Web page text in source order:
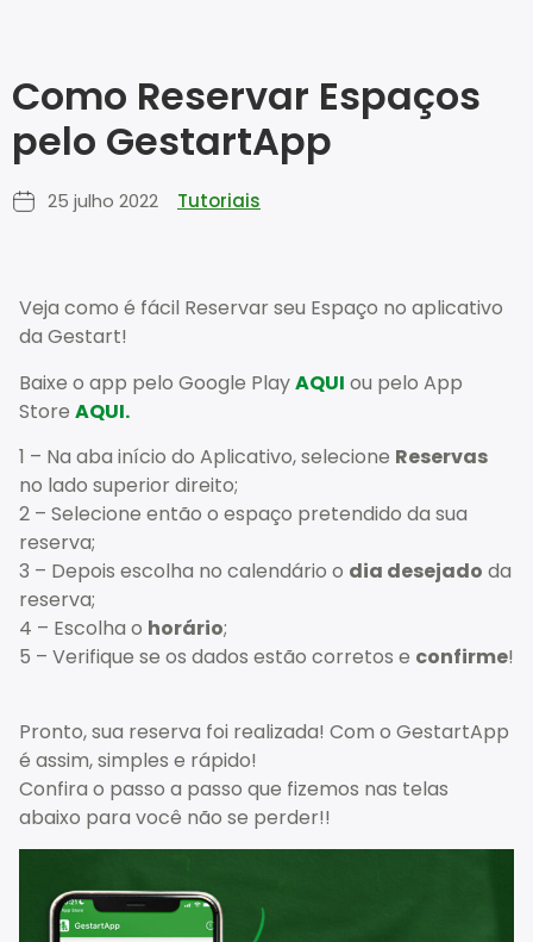
Como Reservar Espaços
pelo GestartApp
25 julho 2022 Tutoriais
Veja como é fácil Reservar seu Espaço no aplicativo
da Gestart!
Baixe o app pelo Google PlayAQUI ou pelo App
Store AQUI.
1 – Na aba início do Aplicativo, selecione Reservas
no lado superior direito;
2 – Selecione então o espaço pretendido da sua
reserva;
3 – Depois escolha no calendário o dia desejado da
reserva;
4 – Escolha o horário;
5 – Verifique se os dados estão corretos e confirme!
Pronto, sua reserva foi realizada! Com o GestartApp
é assim, simples e rápido!
Confira o passo a passo que fizemos nas telas
abaixo para você não se perder!!